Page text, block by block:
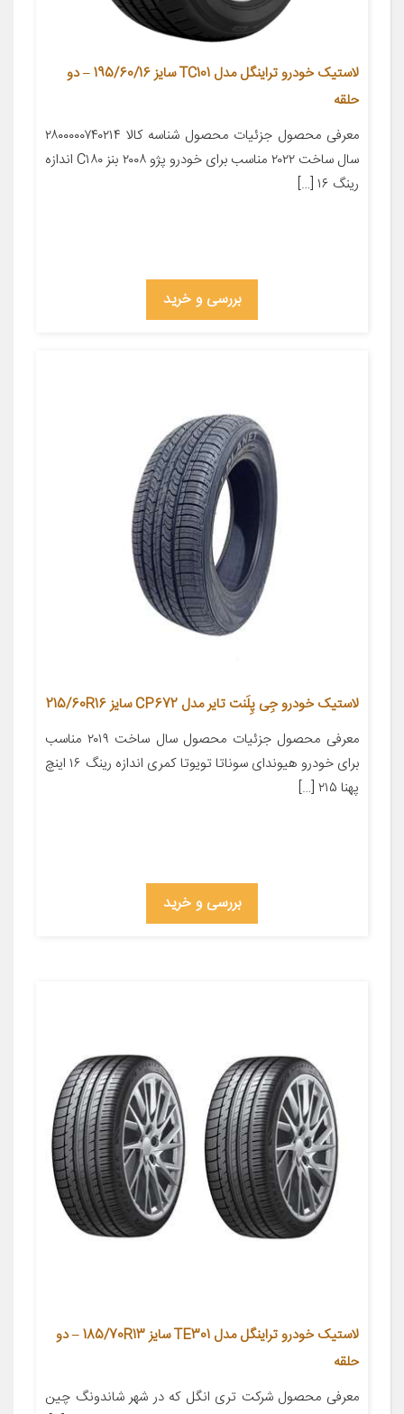
لاستیک خودرو تراینگل مدل TC101 سایز 195/60/16 – دو
حلقه
معرفی محصول جزئیات محصول شناسه کالا ۲۸۰۰۰۰۰۷۴۰۲۱۴
سال ساخت ۲۰۲۲ مناسب برای خودرو پژو ۲۰۰۸ بنز C۱۸۰ اندازه
رینگ ۱۶ […]
بررسی و خرید
لاستیک خودرو جِی پِلَنت تایر مدل CP672 سایز 215/60R16
معرفی محصول جزئیات محصول سال ساخت ۲۰۱۹ مناسب
برای خودرو هیوندای سوناتا تویوتا کمری اندازه رینگ ۱۶ اینچ
پهنا ۲۱۵ […]
بررسی و خرید
لاستیک خودرو تراینگل مدل TE301 سایز 185/70R13 – دو
حلقه
معرفی محصول شرکت تری انگل که در شهر شاندونگ چین